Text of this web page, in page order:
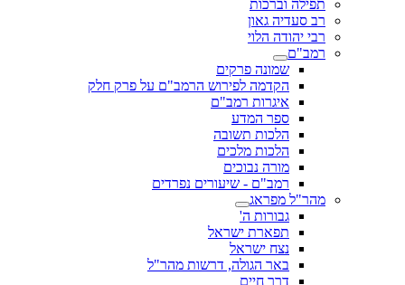
תפילה וברכות
רב סעדיה גאון
רבי יהודה הלוי
רמב"ם
שמונה פרקים
הקדמה לפירוש הרמב"ם על פרק חלק
איגרות רמב"ם
ספר המדע
הלכות תשובה
הלכות מלכים
מורה נבוכים
רמב"ם - שיעורים נפרדים
מהר"ל מפראג
גבורות ה'
תפארת ישראל
נצח ישראל
באר הגולה, דרשות מהר"ל
דרך חיים